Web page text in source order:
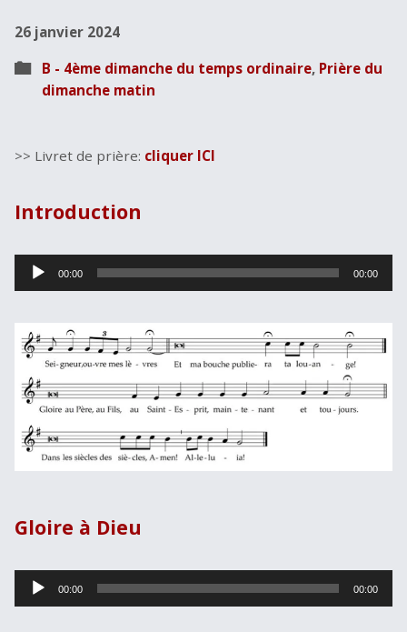
26 janvier 2024
B - 4ème dimanche du temps ordinaire, Prière du
dimanche matin
>> Livret de prière: cliquer ICI
Introduction
Lecteur
audio
00:00 00:00
Gloire à Dieu
Lecteur
audio
00:00 00:00